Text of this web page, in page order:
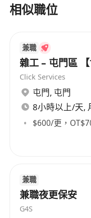
中斷。
工作要求
具備基本體力，
作。
為人誠懇踏實，
懷有敬意。
能配合臨時調
身心健康，無重
每週六天工作，
時半至下午五時。
相似職位
兼職
雜工 – 屯門區
Click Services
屯門, 屯門
8小時以上/天,
$600/更，
兼職
兼職夜更保安
G4S